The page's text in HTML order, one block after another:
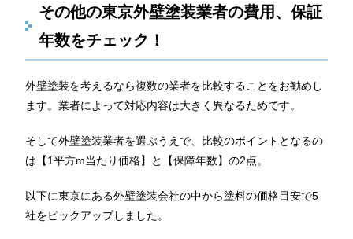
その他の東京外壁塗装業者の費用、保証
年数をチェック！
外壁塗装を考えるなら複数の業者を比較することをお勧めし
ます。業者によって対応内容は大きく異なるためです。
そして外壁塗装業者を選ぶうえで、比較のポイントとなるの
は【1平方m当たり価格】と【保障年数】の2点。
以下に東京にある外壁塗装会社の中から塗料の価格目安で5
社をピックアップしました。